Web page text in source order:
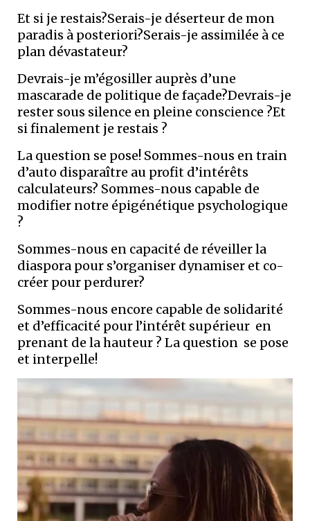
Et si je restais?Serais-je déserteur de mon
paradis à posteriori?Serais-je assimilée à ce
plan dévastateur?
Devrais-je m’égosiller auprès d’une
mascarade de politique de façade?Devrais-je
rester sous silence en pleine conscience ?Et
si finalement je restais ?
La question se pose! Sommes-nous en train
d’auto disparaître au profit d’intérêts
calculateurs? Sommes-nous capable de
modifier notre épigénétique psychologique
?
Sommes-nous en capacité de réveiller la
diaspora pour s’organiser dynamiser et co-
créer pour perdurer?
Sommes-nous encore capable de solidarité
et d’efficacité pour l’intérêt supérieur en
prenant de la hauteur ? La question se pose
et interpelle!